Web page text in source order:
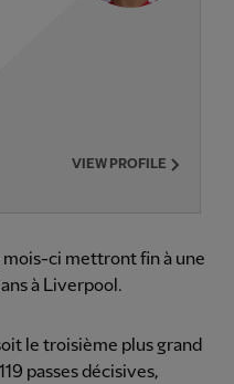
VIEW PROFILE
mois-ci mettront fin à une
à Liverpool.
le troisième plus grand
passes décisives,